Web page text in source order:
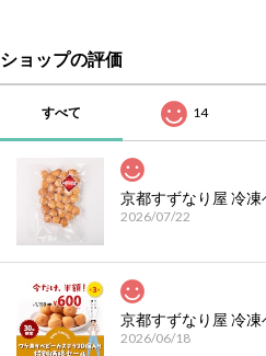
ショップの評価
すべて 14
2026/07/22
2026/06/18